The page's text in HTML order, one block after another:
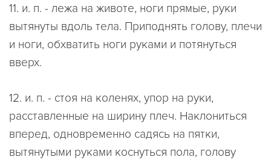
11. и. п. - лежа на животе, ноги прямые, руки
вытянуты вдоль тела. Приподнять голову, плечи
и ноги, обхватить ноги руками и потянуться
вверх.
12. и. п. - стоя на коленях, упор на руки,
расставленные на ширину плеч. Наклониться
вперед, одновременно садясь на пятки,
вытянутыми руками коснуться пола, голову